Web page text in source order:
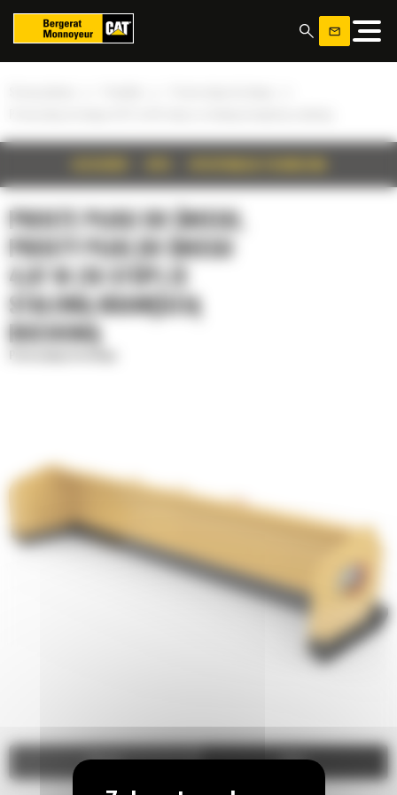
PROSTE PŁUGI DO ŚNIEGU,
PROSTY PŁUG DO ŚNIEGU
4,87 M (16 STÓP) ZE
STALOWĄ KRAWĘDZIĄ
RUCHOMĄ
Zdjęcia Video
Panel zarządzania plikami cookies